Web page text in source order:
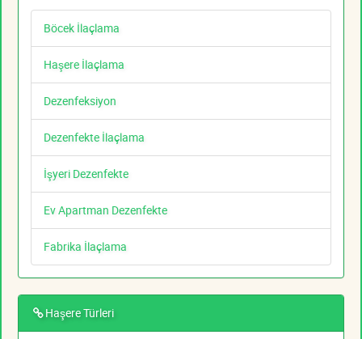
Böcek İlaçlama
Haşere İlaçlama
Dezenfeksiyon
Dezenfekte İlaçlama
İşyeri Dezenfekte
Ev Apartman Dezenfekte
Fabrika İlaçlama
Haşere Türleri